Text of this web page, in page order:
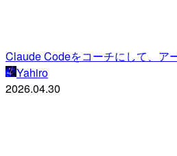
Claude Codeをコーチにして、ア
Yahiro
2026.04.30